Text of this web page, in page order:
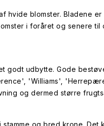
blomster. Bladene er
i foråret og senere til
godt udbytte. Gode
'Williams',
og dermed større
og bred krone. Det